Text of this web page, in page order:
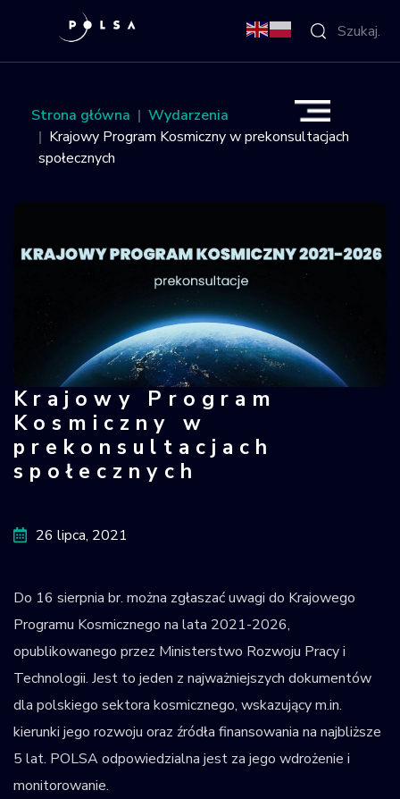
O Agencji
Aktywności
NSIS
Polska w
kosmosie
Krajowy Rejestr
Obiektów
Kosmicznych
Strona główna
Wydarzenia
Krajowy Program Kosmiczny w prekonsultacjach
społecznych
Krajowy Program Kosmiczny w
Krajowy Program
Kosmiczny w
prekonsultacjach
społecznych
26 lipca, 2021
Do 16 sierpnia br. można zgłaszać uwagi do Krajowego
Programu Kosmicznego na lata 2021-2026,
opublikowanego przez Ministerstwo Rozwoju Pracy i
Technologii. Jest to jeden z najważniejszych dokumentów
dla polskiego sektora kosmicznego, wskazujący m.in.
kierunki jego rozwoju oraz źródła finansowania na najbliższe
5 lat. POLSA odpowiedzialna jest za jego wdrożenie i
monitorowanie.